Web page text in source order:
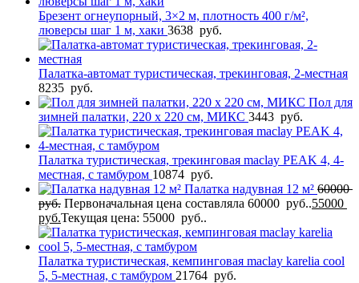
Брезент огнеупорный, 3×2 м, плотность 400 г/м²,
люверсы шаг 1 м, хаки 3638 руб.
Палатка-автомат туристическая, трекинговая, 2-местная
8235 руб.
Пол для
зимней палатки, 220 х 220 см, МИКС 3443 руб.
Палатка туристическая, трекинговая maclay PEAK 4, 4-
местная, с тамбуром 10874 руб.
Палатка надувная 12 м² 60000
руб. Первоначальная цена составляла 60000 руб..55000
руб.Текущая цена: 55000 руб..
Палатка туристическая, кемпинговая maclay karelia cool
5, 5-местная, с тамбуром 21764 руб.